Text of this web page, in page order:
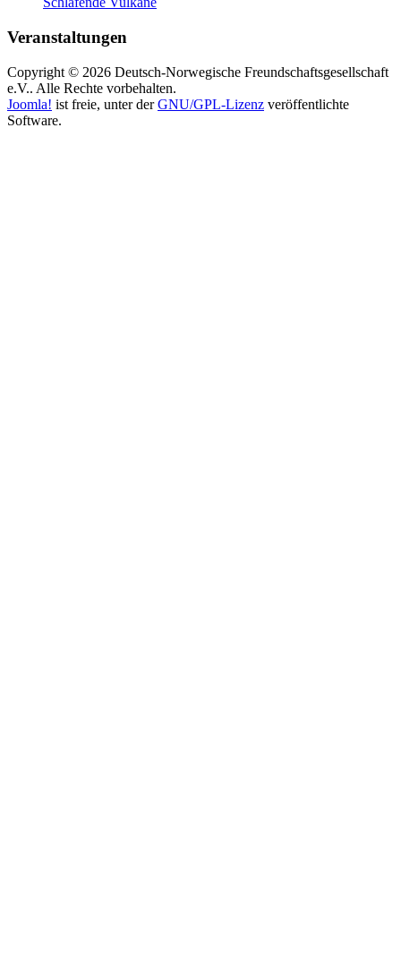
Veranstaltungen
Copyright © 2026 Deutsch-Norwegische Freundschaftsgesellschaft
e.V.. Alle Rechte vorbehalten.
Joomla! ist freie, unter derGNU/GPL-Lizenz veröffentlichte
Software.